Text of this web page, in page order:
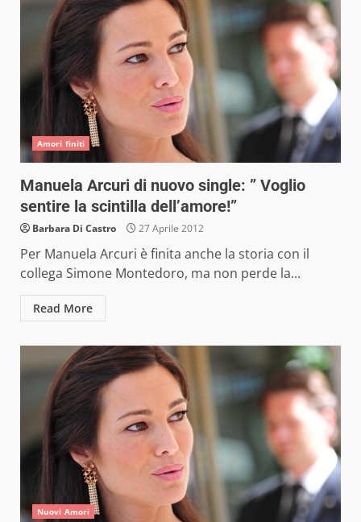
Amori finiti
Manuela Arcuri di nuovo single: ” Voglio
sentire la scintilla dell’amore!”
Barbara Di Castro 27 Aprile 2012
Per Manuela Arcuri è finita anche la storia con il
collega Simone Montedoro, ma non perde la...
Read More
Nuovi Amori